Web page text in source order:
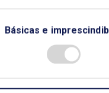
Básicas e